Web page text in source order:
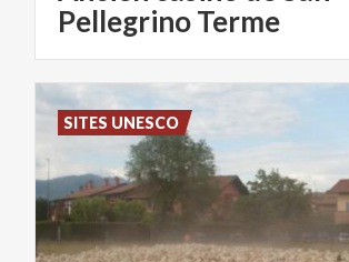
Pellegrino Terme
SITES UNESCO